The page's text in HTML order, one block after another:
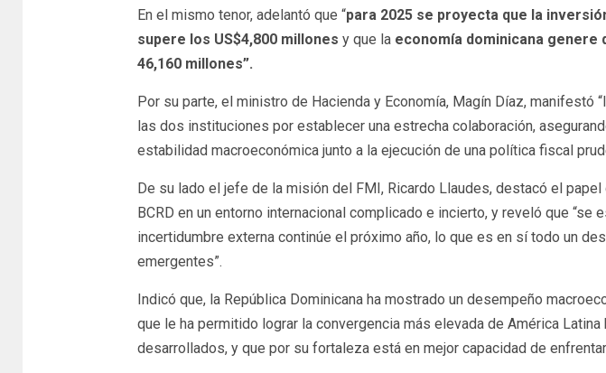
En el mismo tenor, adelantó que “para 2025 se proyecta que la
supere los US$4,800 millones y que la economía dominicana genere
46,160 millones”.
Por su parte, el ministro de Hacienda y Economía, Magín Díaz, manifestó
las dos instituciones por establecer una estrecha colaboración,
estabilidad macroeconómica junto a la ejecución de una política fiscal
De su lado el jefe de la misión del FMI, Ricardo Llaudes, destacó el
BCRD en un entorno internacional complicado e incierto, y reveló que “se
incertidumbre externa continúe el próximo año, lo que es en sí todo un
emergentes”.
Indicó que, la República Dominicana ha mostrado un desempeño
que le ha permitido lograr la convergencia más elevada de América
desarrollados, y que por su fortaleza está en mejor capacidad de